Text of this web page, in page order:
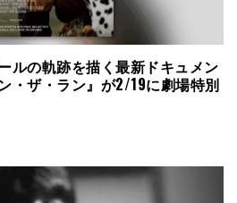
ルの軌跡を描く最新ドキュメン
・ザ・ラン』が2/19に劇場特別